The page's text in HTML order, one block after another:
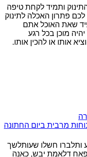
ותמיד לקחת טיפה
פתרון האכלה לתינוק
שאת האוכל אתם
מוכן בכל רגע
אותו או להכין אותו.
מרבית ביום החתונה
ותלברו חשלו שעותלשך
דלאמת יבש, כאנה